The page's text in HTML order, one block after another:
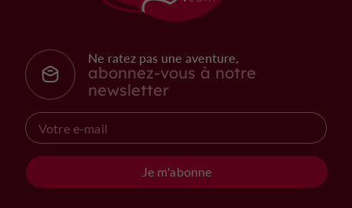
Ne ratez pas une aventure,
abonnez-vous à notre
newsletter
Je m'abonne